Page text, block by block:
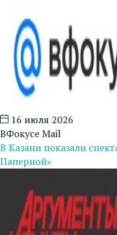
16 июля 2026
ВФокусе Mail
В Казани показали
Паперной»